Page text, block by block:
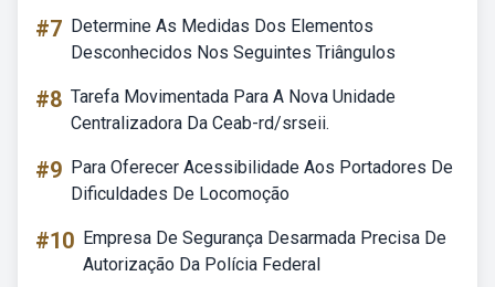
#7 Determine As Medidas Dos Elementos
Desconhecidos Nos Seguintes Triângulos
#8 Tarefa Movimentada Para A Nova Unidade
Centralizadora Da Ceab-rd/srseii.
#9 Para Oferecer Acessibilidade Aos Portadores De
Dificuldades De Locomoção
#10 Empresa De Segurança Desarmada Precisa De
Autorização Da Polícia Federal